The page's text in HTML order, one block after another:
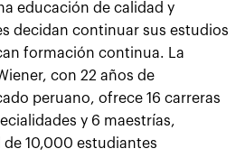
educación de calidad y
decidan continuar sus estudios
formación continua. La
con 22 años de
peruano, ofrece 16 carreras
y 6 maestrías,
10,000 estudiantes